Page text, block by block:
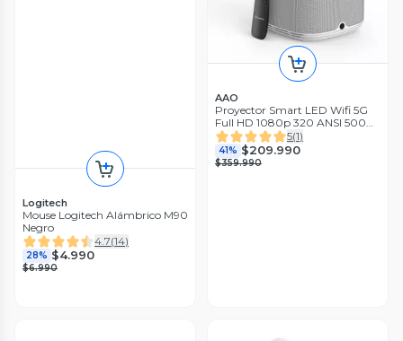
Logitech
Mouse Logitech Alámbrico M90
Negro
4.7(14)
28% $4.990
$6.990
AAO
Proyector Smart LED Wifi 5G
Full HD 1080p 320 ANSI 5000
Lumenes AAO YG480
5(1)
41% $209.990
$359.990